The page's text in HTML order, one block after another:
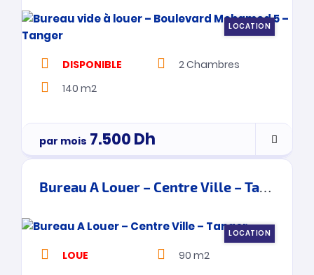
LOCATION
DISPONIBLE 2Chambres
140 m2
par mois 7.500Dh
Bureau A Louer – Centre Ville – Tanger
LOCATION
LOUE 90 m2